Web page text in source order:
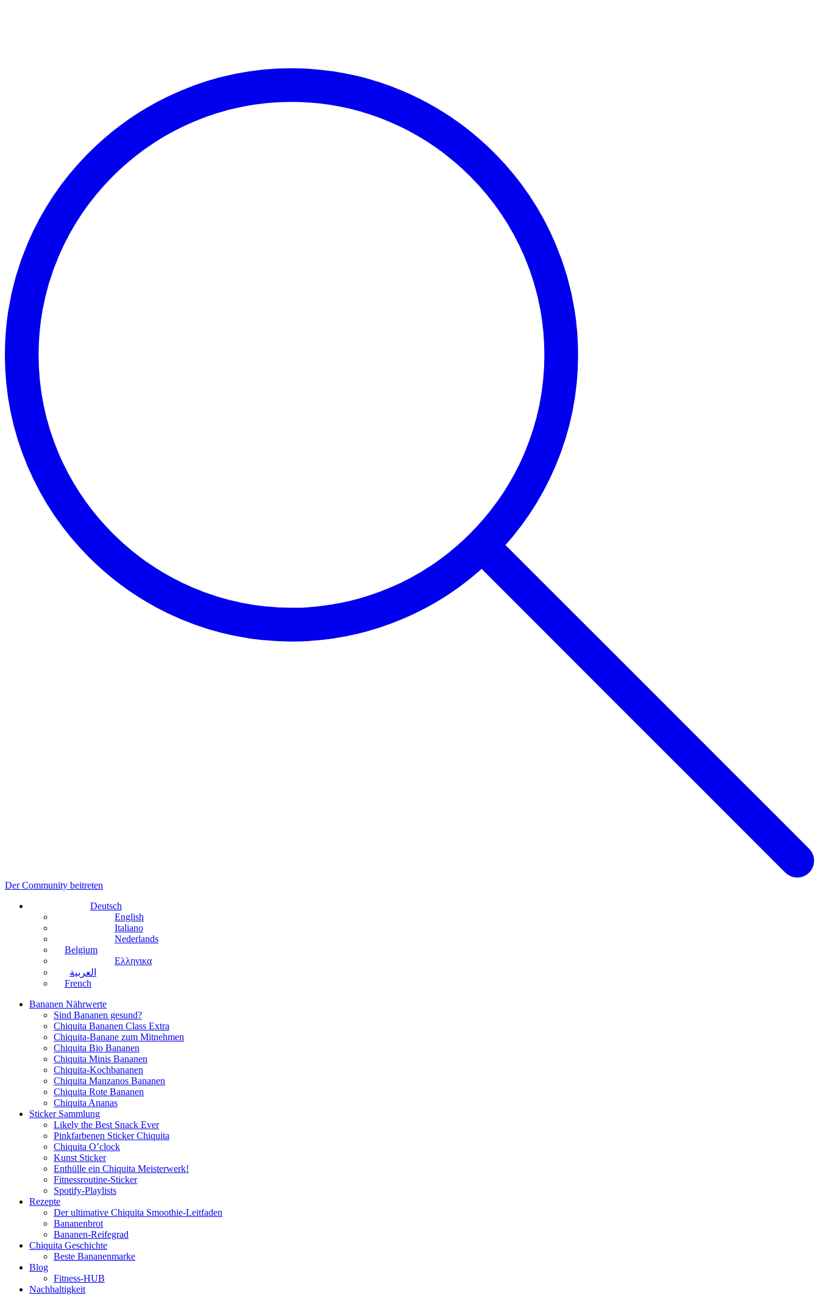
Der Community beitreten
Deutsch
English
Italiano
Nederlands
Belgium
Ελληνικα
العربية
French
Bananen Nährwerte
Sind Bananen gesund?
Chiquita Bananen Class Extra
Chiquita-Banane zum Mitnehmen
Chiquita Bio Bananen
Chiquita Minis Bananen
Chiquita-Kochbananen
Chiquita Manzanos Bananen
Chiquita Rote Bananen
Chiquita Ananas
Sticker Sammlung
Likely the Best Snack Ever
Pinkfarbenen Sticker Chiquita
Chiquita O’clock
Kunst Sticker
Enthülle ein Chiquita Meisterwerk!
Fitnessroutine-Sticker
Spotify-Playlists
Rezepte
Der ultimative Chiquita Smoothie-Leitfaden
Bananenbrot
Bananen-Reifegrad
Chiquita Geschichte
Beste Bananenmarke
Blog
Fitness-HUB
Nachhaltigkeit